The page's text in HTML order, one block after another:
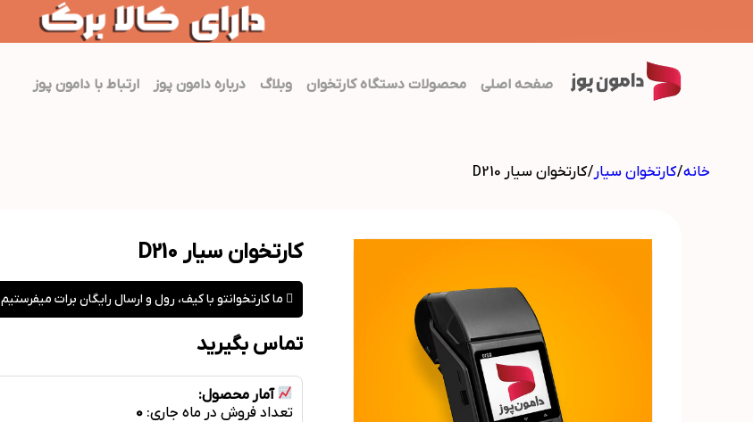
صفحه اصلی محصولات دستگاه کارتخوان وبلاگ درباره دامون پوز ارتباط با دامون پوز
خانه/کارتخوان سیار/ کارتخوان سیار D210
کارتخوان سیار D210
ما کارتخوانتو با کیف، رول و ارسال رایگان برات میفرستیم
تماس بگیرید
آمار محصول:
تعداد فروش در ماه جاری: 0